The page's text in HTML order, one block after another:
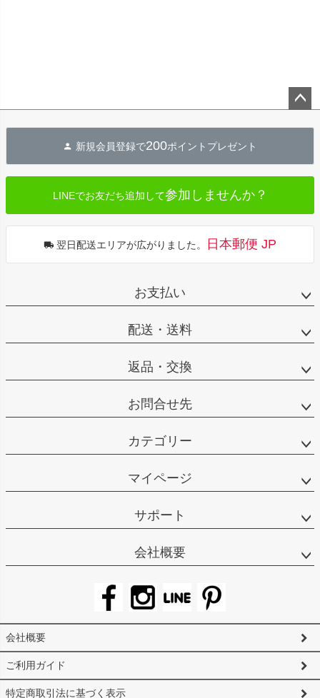
へ
新規会員登録で200ポイントプレゼント
LINEでお友だち追加して参加しませんか？
翌日配送エリアが広がりました。 日本郵便 JP
お支払い
配送・送料
返品・交換
お問合せ先
カテゴリー
マイページ
サポート
会社概要
会社概要
ご利用ガイド
特定商取引法に基づく表示